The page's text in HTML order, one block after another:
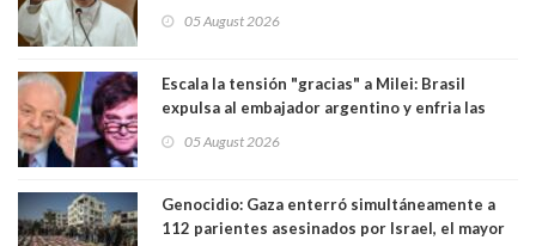
05 August 2026
Escala la tensión "gracias" a Milei: Brasil
expulsa al embajador argentino y enfria las
trasandino
05 August 2026
Genocidio: Gaza enterró simultáneamente a
112 parientes asesinados por Israel, el mayor